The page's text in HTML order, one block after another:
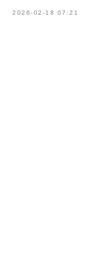
2026-02-18 07:21